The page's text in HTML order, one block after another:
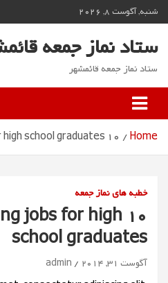
Skip
to
content
شنبه, آگوست 8, 2026
ستاد نماز جمعه
ستاد نماز جمعه قائمشهر
Home
10 best-paying jobs for high school graduates
خطبه های نماز جمعه
jobs for high
school graduates
آگوست 31, 2014 admin